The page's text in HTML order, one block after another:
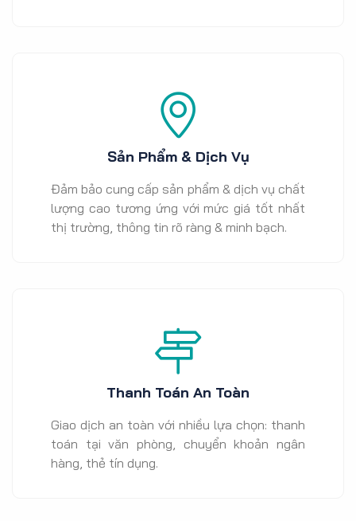
Sản Phẩm & Dịch Vụ
Đảm bảo cung cấp sản phẩm & dịch vụ chất
lượng cao tương ứng với mức giá tốt nhất
thị trường, thông tin rõ ràng & minh bạch.
Thanh Toán An Toàn
Giao dịch an toàn với nhiều lựa chọn: thanh
toán tại văn phòng, chuyển khoản ngân
hàng, thẻ tín dụng.